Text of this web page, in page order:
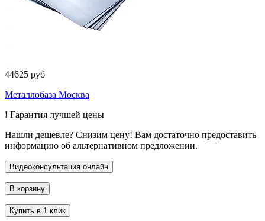
44625 руб
Металлобаза Москва
! Гарантия лучшей цены
Нашли дешевле? Снизим цену! Вам достаточно предоставить
информацию об альтернативном предложении.